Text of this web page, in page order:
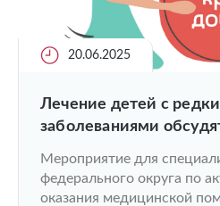
20.06.2025
Лечение детей с
заболеваниями
Мероприятие для
федерального округа по
оказания медицинской